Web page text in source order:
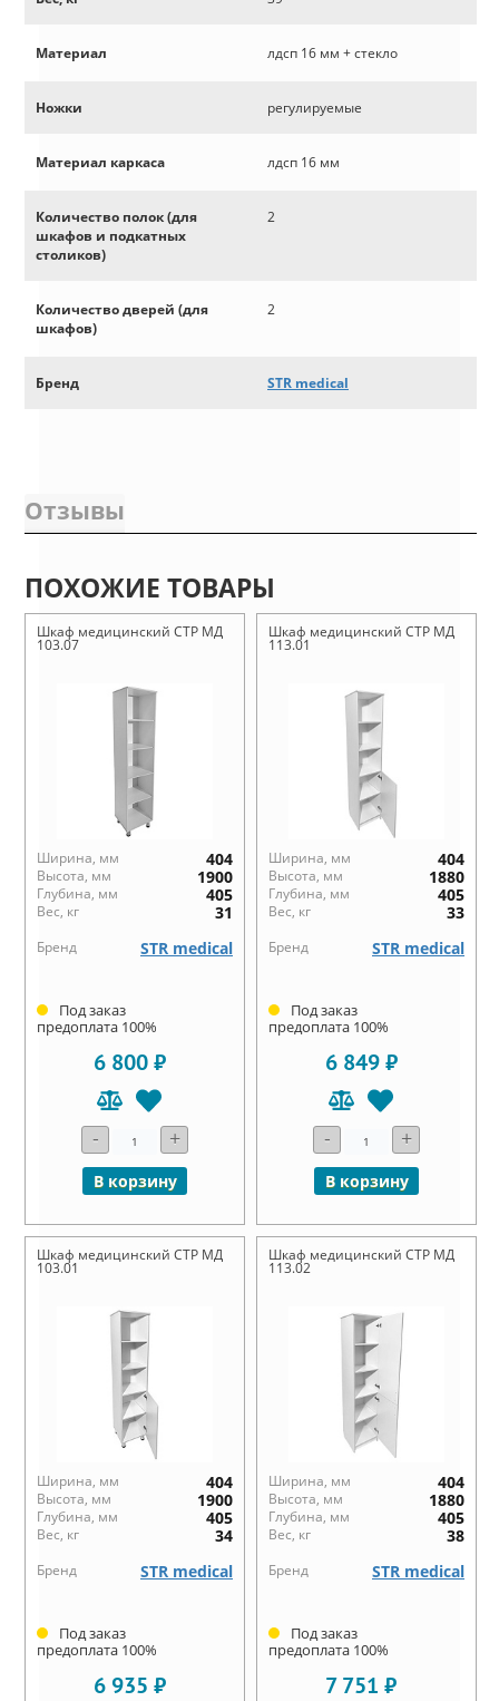
Материал лдсп 16 мм + стекло
Ножки регулируемые
Материал каркаса лдсп 16 мм
Количество полок (для
шкафов и подкатных
столиков)
2
Количество дверей (для
шкафов)
2
Бренд STR medical
Отзывы
ПОХОЖИЕ ТОВАРЫ
Шкаф медицинский СТР МД
103.07
Ширина, мм 404
Высота, мм 1900
Глубина, мм 405
Вес, кг 31
Бренд STR medical
Под заказ
предоплата 100%
6 800 ₽
- +
В корзину
Шкаф медицинский СТР МД
113.01
Ширина, мм 404
Высота, мм 1880
Глубина, мм 405
Вес, кг 33
Бренд STR medical
Под заказ
предоплата 100%
6 849 ₽
- +
В корзину
Шкаф медицинский СТР МД
103.01
Ширина, мм 404
Высота, мм 1900
Глубина, мм 405
Вес, кг 34
Бренд STR medical
Под заказ
предоплата 100%
6 935 ₽
Шкаф медицинский СТР МД
113.02
Ширина, мм 404
Высота, мм 1880
Глубина, мм 405
Вес, кг 38
Бренд STR medical
Под заказ
предоплата 100%
7 751 ₽